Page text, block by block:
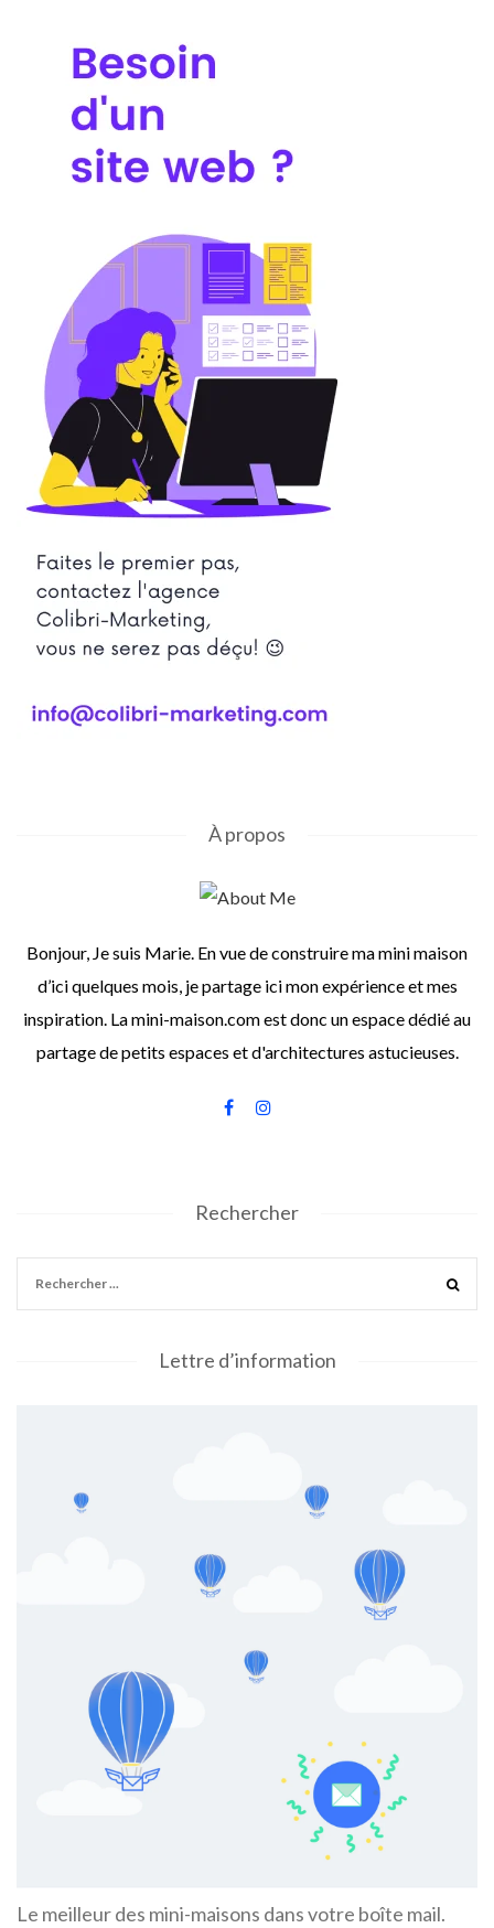
À propos
Bonjour, Je suis Marie. En vue de construire ma mini maison
d’ici quelques mois, je partage ici mon expérience et mes
inspiration. La mini-maison.com est donc un espace dédié au
partage de petits espaces et d'architectures astucieuses.
Rechercher
Lettre d’information
Le meilleur des mini-maisons dans votre boîte mail.